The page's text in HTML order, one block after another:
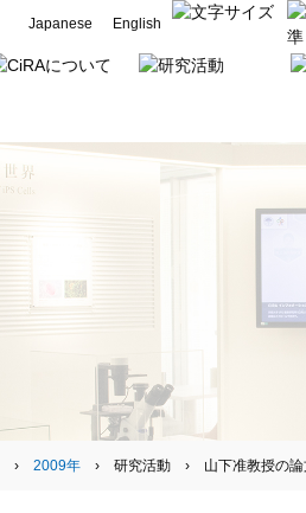
Japanese English
› 2009年› 研究活動 › 山下准教授の論文